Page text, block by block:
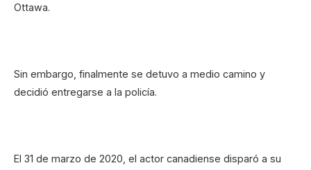
Ottawa.
Sin embargo, finalmente se detuvo a medio camino y
decidió entregarse a la policía.
El 31 de marzo de 2020, el actor canadiense disparó a su